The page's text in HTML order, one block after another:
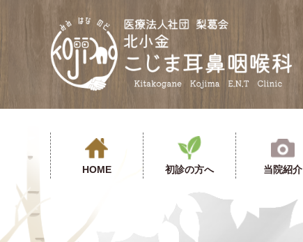
HOME 初診の方へ 当院紹介